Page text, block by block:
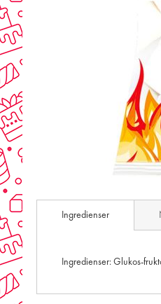
to
Ingredienser
Ingredienser: Glukos-